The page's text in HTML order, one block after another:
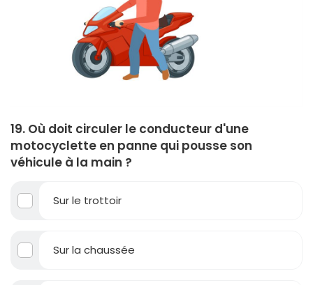
19. Où doit circuler le conducteur d'une
motocyclette en panne qui pousse son
véhicule à la main ?
Sur le trottoir
Sur la chaussée